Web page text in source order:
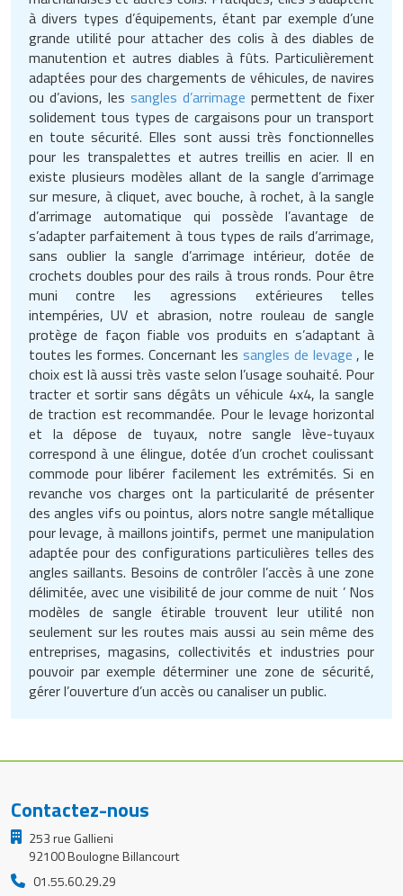
Matériel de musculation
Vêtement sportif
Rôtisserie professionnelle
Sautause professionnelle
Table de cuisson professionnelle
Tables de préparation réfrigérées
Ustensile de cuisine
Vaisselle restaurant
Vitrines réfrigérées
à divers types d’équipements, étant par exemple d’une
grande utilité pour attacher des colis à des diables de
manutention et autres diables à fûts. Particulièrement
adaptées pour des chargements de véhicules, de navires
ou d’avions, les sangles d’arrimage permettent de fixer
solidement tous types de cargaisons pour un transport
en toute sécurité. Elles sont aussi très fonctionnelles
pour les transpalettes et autres treillis en acier. Il en
existe plusieurs modèles allant de la sangle d’arrimage
sur mesure, à cliquet, avec bouche, à rochet, à la sangle
d’arrimage automatique qui possède l’avantage de
s’adapter parfaitement à tous types de rails d’arrimage,
sans oublier la sangle d’arrimage intérieur, dotée de
crochets doubles pour des rails à trous ronds. Pour être
muni contre les agressions extérieures telles
intempéries, UV et abrasion, notre rouleau de sangle
protège de façon fiable vos produits en s’adaptant à
toutes les formes. Concernant les sangles de levage , le
choix est là aussi très vaste selon l’usage souhaité. Pour
tracter et sortir sans dégâts un véhicule 4x4, la sangle
de traction est recommandée. Pour le levage horizontal
et la dépose de tuyaux, notre sangle lève-tuyaux
correspond à une élingue, dotée d’un crochet coulissant
commode pour libérer facilement les extrémités. Si en
revanche vos charges ont la particularité de présenter
des angles vifs ou pointus, alors notre sangle métallique
pour levage, à maillons jointifs, permet une manipulation
adaptée pour des configurations particulières telles des
angles saillants. Besoins de contrôler l’accès à une zone
délimitée, avec une visibilité de jour comme de nuit ’ Nos
modèles de sangle étirable trouvent leur utilité non
seulement sur les routes mais aussi au sein même des
entreprises, magasins, collectivités et industries pour
pouvoir par exemple déterminer une zone de sécurité,
gérer l’ouverture d’un accès ou canaliser un public.
Contactez-nous
253 rue Gallieni
92100 Boulogne Billancourt
01.55.60.29.29